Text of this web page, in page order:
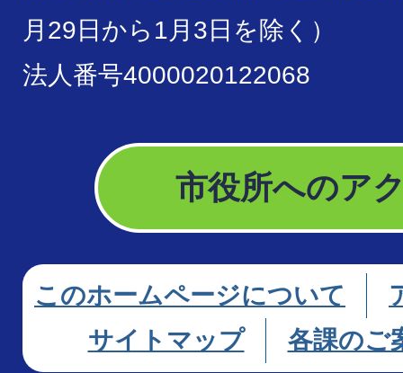
月29日から1月3日を除く）
法人番号4000020122068
市役所へのア
このホームページについて
サイトマップ
各課のご